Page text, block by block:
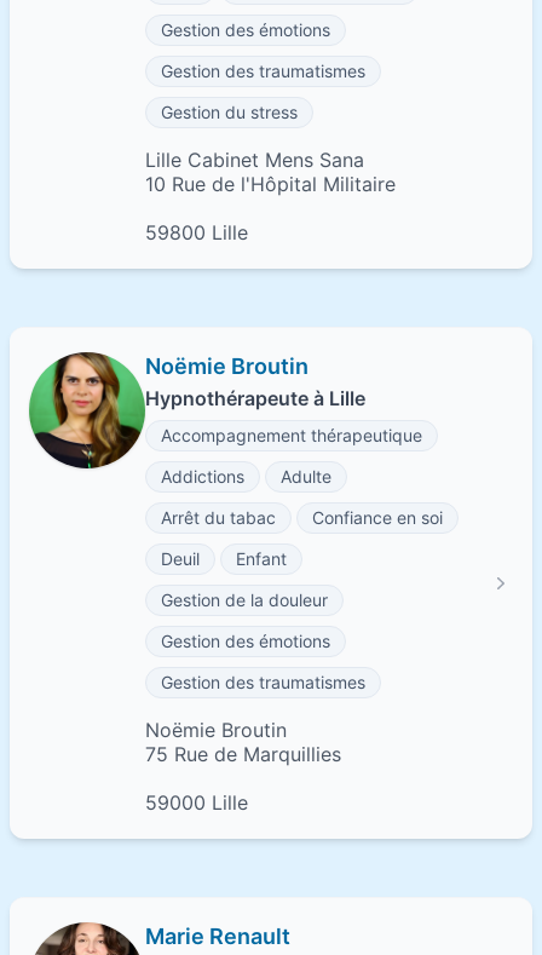
Gestion des émotions
Gestion des traumatismes
Gestion du stress
Lille Cabinet Mens Sana
10 Rue de l'Hôpital Militaire
59800 Lille
Noëmie Broutin
Hypnothérapeute à Lille
Accompagnement thérapeutique
Addictions
Adulte
Arrêt du tabac
Confiance en soi
Deuil
Enfant
Gestion de la douleur
Gestion des émotions
Gestion des traumatismes
Noëmie Broutin
75 Rue de Marquillies
59000 Lille
Marie Renault